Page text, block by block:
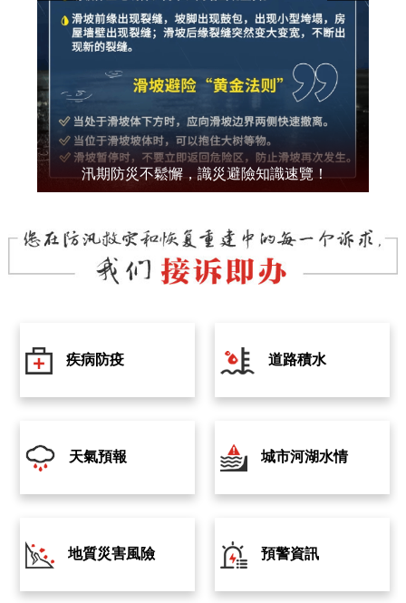
汛期防災不鬆懈，識災避險知識速覽！
疾病防疫 道路積水
天氣預報 城市河湖水情
地質災害風險 預警資訊